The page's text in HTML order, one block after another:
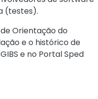
(testes).
Orientação do
e o histórico de
e no Portal Sped